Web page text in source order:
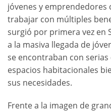
jóvenes y
trabajar con múltiples
surgió por primera vez en
a la masiva llegada de
se encontraban con
espacios habitacionales
sus necesidades.
Frente a la imagen de